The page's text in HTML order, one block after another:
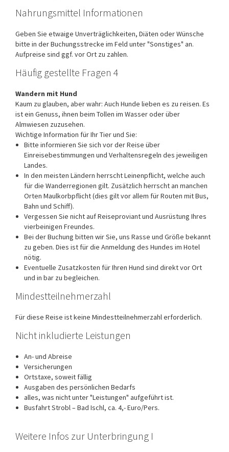
Nahrungsmittel Informationen
Geben Sie etwaige Unverträglichkeiten, Diäten oder Wünsche
bitte in der Buchungsstrecke im Feld unter "Sonstiges" an.
Aufpreise sind ggf. vor Ort zu zahlen.
Häufig gestellte Fragen 4
Wandern mit Hund
Kaum zu glauben, aber wahr: Auch Hunde lieben es zu reisen. Es
ist ein Genuss, ihnen beim Tollen im Wasser oder über
Almwiesen zuzusehen.
Wichtige Information für Ihr Tier und Sie:
Bitte informieren Sie sich vor der Reise über
Einreisebestimmungen und Verhaltensregeln des jeweiligen
Landes.
In den meisten Ländern herrscht Leinenpflicht, welche auch
für die Wanderregionen gilt. Zusätzlich herrscht an manchen
Orten Maulkorbpflicht (dies gilt vor allem für Routen mit Bus,
Bahn und Schiff).
Vergessen Sie nicht auf Reiseproviant und Ausrüstung Ihres
vierbeinigen Freundes.
Bei der Buchung bitten wir Sie, uns Rasse und Größe bekannt
zu geben. Dies ist für die Anmeldung des Hundes im Hotel
nötig.
Eventuelle Zusatzkosten für Ihren Hund sind direkt vor Ort
und in bar zu begleichen.
Mindestteilnehmerzahl
Für diese Reise ist keine Mindestteilnehmerzahl erforderlich.
Nicht inkludierte Leistungen
An- und Abreise
Versicherungen
Ortstaxe, soweit fällig
Ausgaben des persönlichen Bedarfs
alles, was nicht unter "Leistungen" aufgeführt ist.
Busfahrt Strobl – Bad Ischl, ca. 4,- Euro/Pers.
Weitere Infos zur Unterbringung I